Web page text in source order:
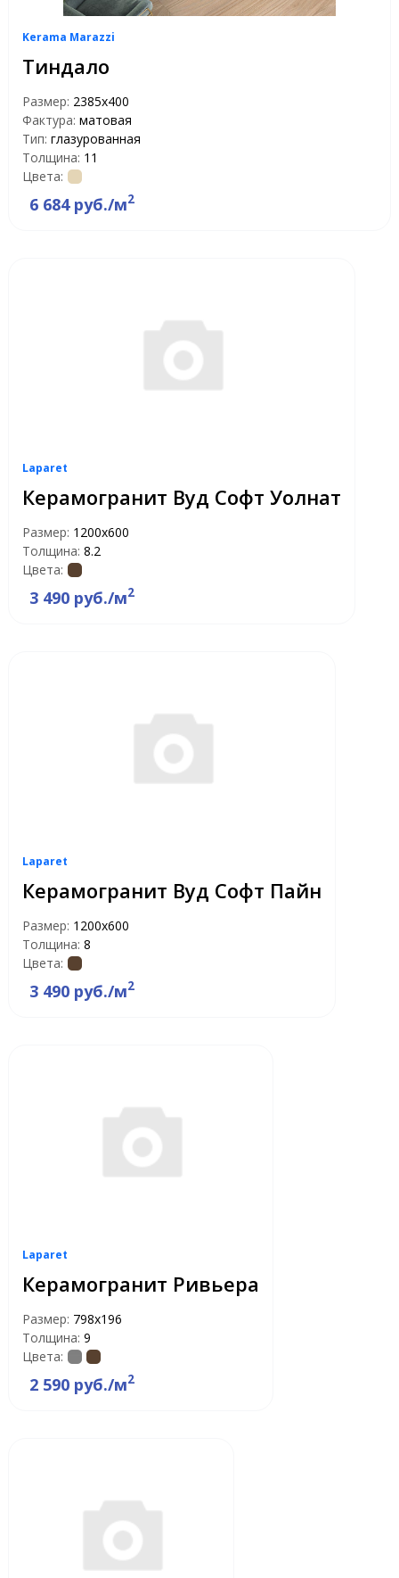
Kerama Marazzi
Тиндало
Размер: 2385x400
Фактура: матовая
Тип: глазурованная
Толщина: 11
Цвета:
6 684 руб./м2
Laparet
Керамогранит Вуд Софт Уолнат
Размер: 1200x600
Толщина: 8.2
Цвета:
3 490 руб./м2
Laparet
Керамогранит Вуд Софт Пайн
Размер: 1200x600
Толщина: 8
Цвета:
3 490 руб./м2
Laparet
Керамогранит Ривьера
Размер: 798x196
Толщина: 9
Цвета:
2 590 руб./м2